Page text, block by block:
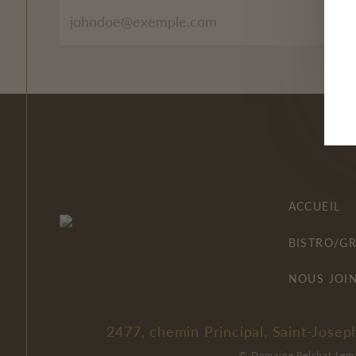
ACCUEIL
BISTRO/
NOUS
2477, chemin Principal, Saint-